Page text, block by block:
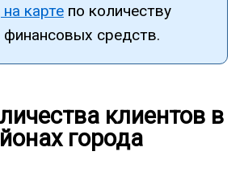
карте по количеству
средств.
клиентов в
города